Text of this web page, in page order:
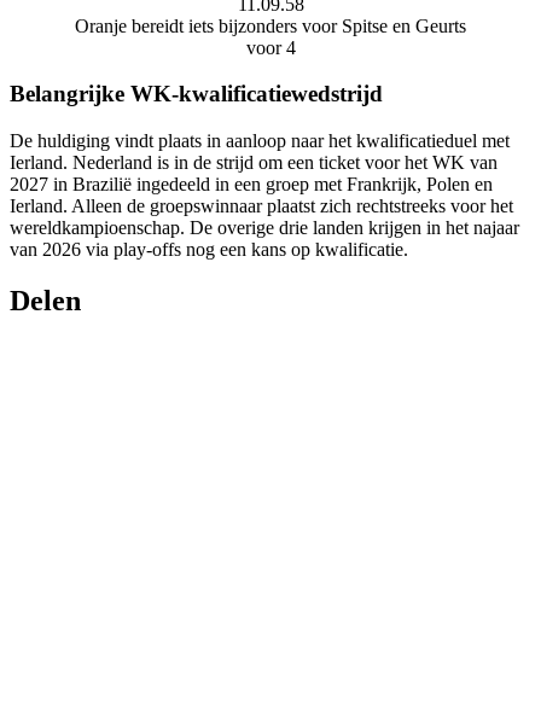
Oranje bereidt iets bijzonders voor Spitse en Geurts
voor 4
Belangrijke WK-kwalificatiewedstrijd
De huldiging vindt plaats in aanloop naar het kwalificatieduel met
Ierland. Nederland is in de strijd om een ticket voor het WK van
2027 in Brazilië ingedeeld in een groep met Frankrijk, Polen en
Ierland. Alleen de groepswinnaar plaatst zich rechtstreeks voor het
wereldkampioenschap. De overige drie landen krijgen in het najaar
van 2026 via play-offs nog een kans op kwalificatie.
Delen